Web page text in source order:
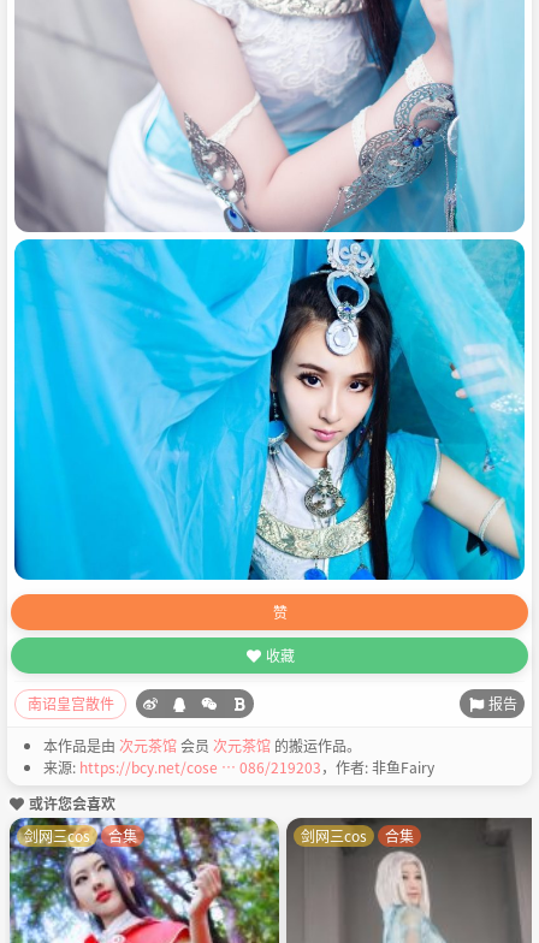
赞
收藏
南诏皇宫散件 报告
本作品是由 次元茶馆会员 次元茶馆 的搬运作品。
来源: https://bcy.net/cose … 086/219203，作者: 非鱼Fairy
或许您会喜欢
剑网三cos
合集 剑网三cos 合集